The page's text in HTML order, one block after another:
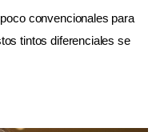
convencionales para
tintos diferenciales se